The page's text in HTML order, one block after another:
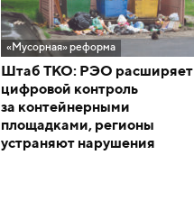
«Мусорная» реформа
Штаб ТКО: РЭО расширяет
цифровой контроль
за контейнерными
площадками, регионы
устраняют нарушения